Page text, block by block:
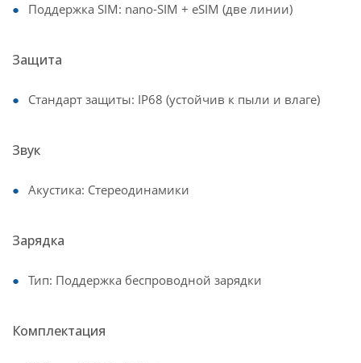
Поддержка SIM: nano-SIM + eSIM (две линии)
Защита
Стандарт защиты: IP68 (устойчив к пыли и влаге)
Звук
Акустика: Стереодинамики
Зарядка
Тип: Поддержка беспроводной зарядки
Комплектация